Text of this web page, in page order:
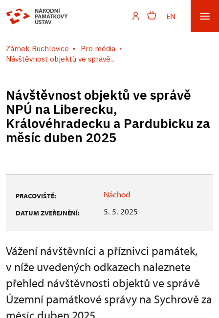
EN
Zámek Buchlovice
Pro média
Návštěvnost objektů ve správě...
Návštěvnost objektů ve správě
NPÚ na Liberecku,
Královéhradecku a Pardubicku za
měsíc duben 2025
PRACOVIŠTĚ: Náchod
DATUM ZVEŘEJNĚNÍ: 5. 5. 2025
Vážení návštěvníci a příznivci památek,
v níže uvedených odkazech naleznete
přehled návštěvnosti objektů ve správě
Územní památkové správy na Sychrově za
měsíc duben 2025.